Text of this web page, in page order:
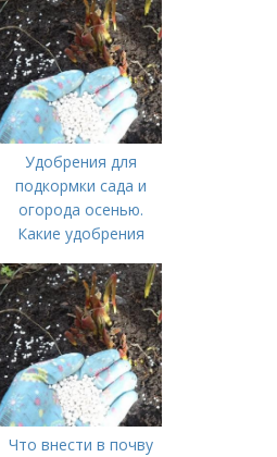
Удобрения для
подкормки сада и
огорода осенью.
Какие удобрения
правильно это
делать?
Что внести в почву